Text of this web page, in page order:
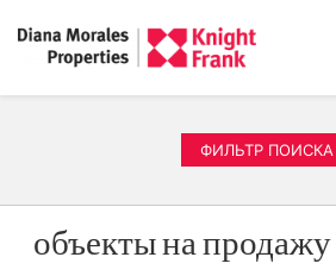
ФИЛЬТР ПОИСКА
объекты на